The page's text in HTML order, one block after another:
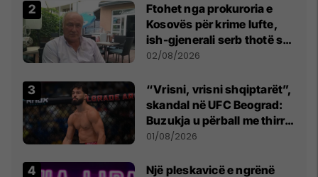
Ftohet nga prokuroria e
Kosovës për krime lufte,
ish-gjenerali serb thotë se
dikush e tradhtoi në
02/08/2026
“Vrisni, vrisni shqiptarët”,
skandal në UFC Beograd:
Buzukja u përball me thirrje
anti-shqiptare nga
01/08/2026
Një pleskavicë e ngrënë